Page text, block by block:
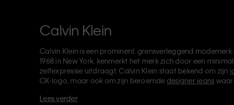
Calvin Klein
Calvin Klein is een prominent, grensverleggend
1968 in New York, kenmerkt het merk zich door een
zelfexpressie uitdraagt. Calvin Klein staat bekend om zijn
CK-logo, maar ook om zijn beroemde designer jeans
van de CK-labels - Calvin Klein, Calvin Klein Jeans, Calvin
Lees verder